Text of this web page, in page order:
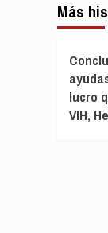
Más
lucro
VIH,